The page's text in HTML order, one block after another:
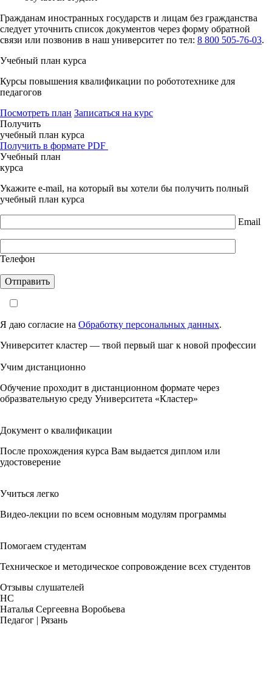
Гражданам иностранных государств и лицам без гражданства
следует уточнить список документов через форму обратной
связи или позвонив в наш университет по тел: 8 800 505-76-03.
Учебный план курса
Курсы повышения квалификации по робототехнике для
педагогов
Посмотреть план Записаться на курс
Получить
учебный план курса
Получить в формате PDF
Учебный план
курса
Укажите e-mail, на который вы хотели бы получить полный
учебный план курса
Email
Телефон
Я даю согласие на Обработку персональных данных.
Университет кластер — твой первый шаг к новой профессии
Учим дистанционно
Обучение проходит в дистанционном формате через
образвательную среду Университета «Кластер»
Документ о квалификации
После прохождения курса Вам выдается диплом или
удостоверение
Учиться легко
Видео-лекции по всем основным модулям программы
Помогаем студентам
Техническое и методическое сопровождение всех студентов
Отзывы слушателей
НС
Наталья Сергеевна Воробьева
Педагог | Рязань